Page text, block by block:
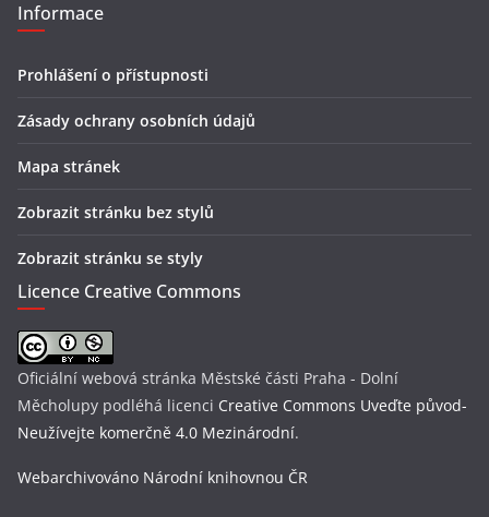
Informace
Prohlášení o přístupnosti
Zásady ochrany osobních údajů
Mapa stránek
Zobrazit stránku bez stylů
Zobrazit stránku se styly
Licence Creative Commons
Oficiální webová stránka Městské části Praha - Dolní
Měcholupy podléhá licenci Creative Commons Uveďte původ-
Neužívejte komerčně 4.0 Mezinárodní.
Webarchivováno Národní knihovnou ČR